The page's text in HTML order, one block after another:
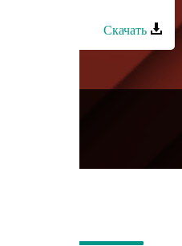
Скачать